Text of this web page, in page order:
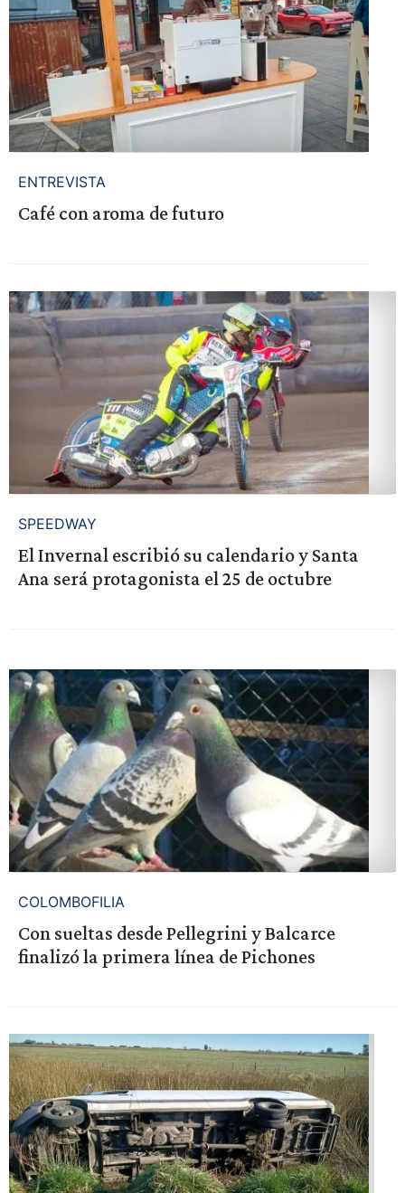
ENTREVISTA
Café con aroma de futuro
SPEEDWAY
El Invernal escribió su calendario y Santa
Ana será protagonista el 25 de octubre
COLOMBOFILIA
Con sueltas desde Pellegrini y Balcarce
finalizó la primera línea de Pichones